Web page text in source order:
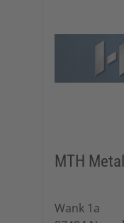
MTH
Wank 1a